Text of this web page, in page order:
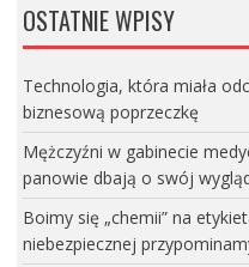
OSTATNIE WPISY
Technologia, która miała
biznesową poprzeczkę
Mężczyźni w gabinecie
panowie dbają o swój
Boimy się „chemii” na
niebezpiecznej